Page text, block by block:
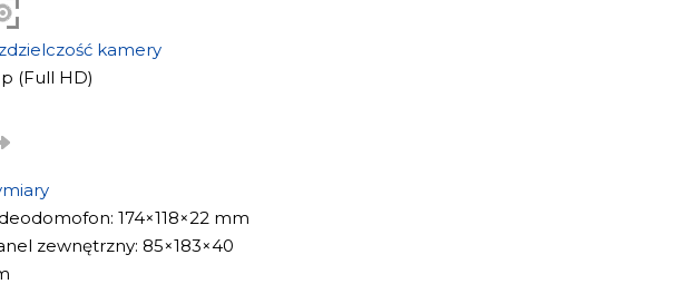
natynkowy i podświetlana tabliczka
premium wygląd.
czyniąc system
inteligentnej aplikacji do
kamery
(Full HD)
174×118×22 mm
zewnętrzny: 85×183×40